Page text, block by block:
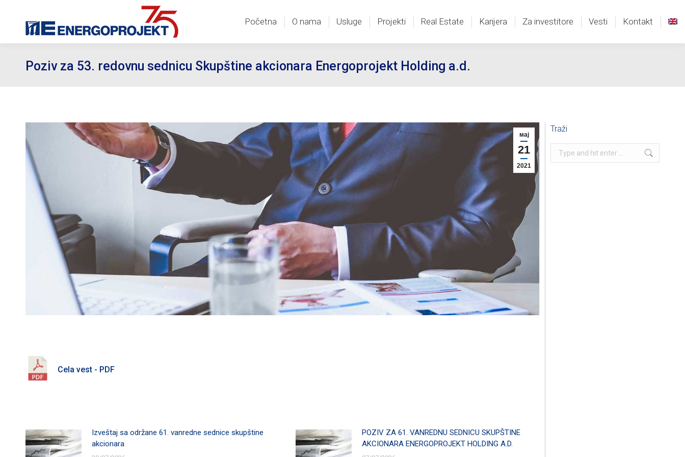
Početna O nama Usluge Projekti Real Estate Karijera Za investitore Vesti Kontakt
Poziv za 53. redovnu sednicu Skupštine akcionara Energoprojekt Holding a.d.
мај
21
2021
Cela vest - PDF
Izveštaj sa održane 61. vanredne sednice skupštine
akcionara
POZIV ZA 61. VANREDNU SEDNICU SKUPŠTINE
AKCIONARA ENERGOPROJEKT HOLDING A.D.
Traži
Search:
Početna O nama Usluge Projekti Real Estate Karijera Za investitore Vesti Kontakt